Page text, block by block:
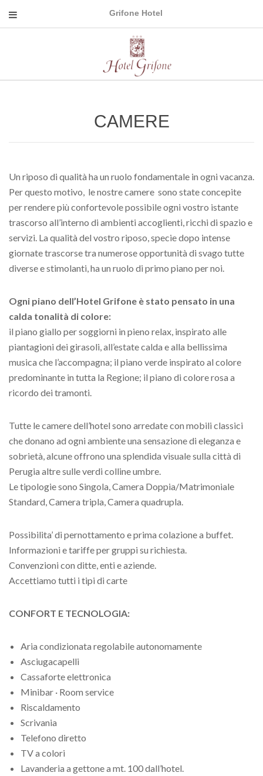
Grifone Hotel
CAMERE
Un riposo di qualità ha un ruolo fondamentale in ogni vacanza.
Per questo motivo, le nostre camere sono state concepite
per rendere più confortevole possibile ogni vostro istante
trascorso all’interno di ambienti accoglienti, ricchi di spazio e
servizi. La qualità del vostro riposo, specie dopo intense
giornate trascorse tra numerose opportunità di svago tutte
diverse e stimolanti, ha un ruolo di primo piano per noi.
Ogni piano dell’Hotel Grifone è stato pensato in una
calda tonalità di colore:
il piano giallo per soggiorni in pieno relax, inspirato alle
piantagioni dei girasoli, all’estate calda e alla bellissima
musica che l’accompagna; il piano verde inspirato al colore
predominante in tutta la Regione; il piano di colore rosa a
ricordo dei tramonti.
Tutte le camere dell’hotel sono arredate con mobili classici
che donano ad ogni ambiente una sensazione di eleganza e
sobrietà, alcune offrono una splendida visuale sulla città di
Perugia altre sulle verdi colline umbre.
Le tipologie sono Singola, Camera Doppia/Matrimoniale
Standard, Camera tripla, Camera quadrupla.
Possibilita’ di pernottamento e prima colazione a buffet.
Informazioni e tariffe per gruppi su richiesta.
Convenzioni con ditte, enti e aziende.
Accettiamo tutti i tipi di carte
CONFORT E TECNOLOGIA:
Aria condizionata regolabile autonomamente
Asciugacapelli
Cassaforte elettronica
Minibar · Room service
Riscaldamento
Scrivania
Telefono diretto
TV a colori
Lavanderia a gettone a mt. 100 dall’hotel.